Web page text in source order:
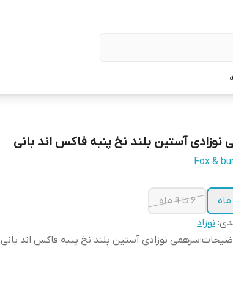
نوزادی آستین بلند نخ پنبه فاکس اند بانی
Fox &
6 تا 9 ماه
: نوزاد
:سرهمی نوزادی آستین بلند نخ پنبه فاکس اند بانی